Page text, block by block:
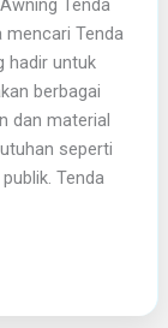
Tenda
mencari Tenda
hadir untuk
berbagai
dan material
seperti
Tenda